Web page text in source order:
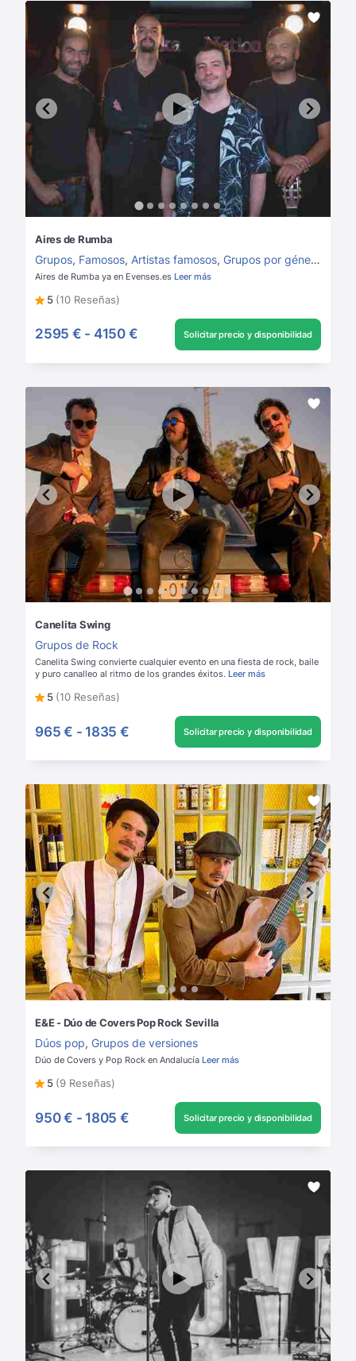
Aires de Rumba
Grupos, Famosos, Artistas famosos, Grupos por género
Aires de Rumba ya en Evenses.es Leer más
5 (10 Reseñas)
2595 € - 4150 € Solicitar precio y disponibilidad
Canelita Swing
Grupos de Rock
Canelita Swing convierte cualquier evento en una fiesta de rock, baile
y puro canalleo al ritmo de los grandes éxitos. Leer más
5 (10 Reseñas)
965 € - 1835 € Solicitar precio y disponibilidad
E&E - Dúo de Covers Pop Rock Sevilla
Dúos pop, Grupos de versiones
Dúo de Covers y Pop Rock en Andalucía Leer más
5 (9 Reseñas)
950 € - 1805 € Solicitar precio y disponibilidad